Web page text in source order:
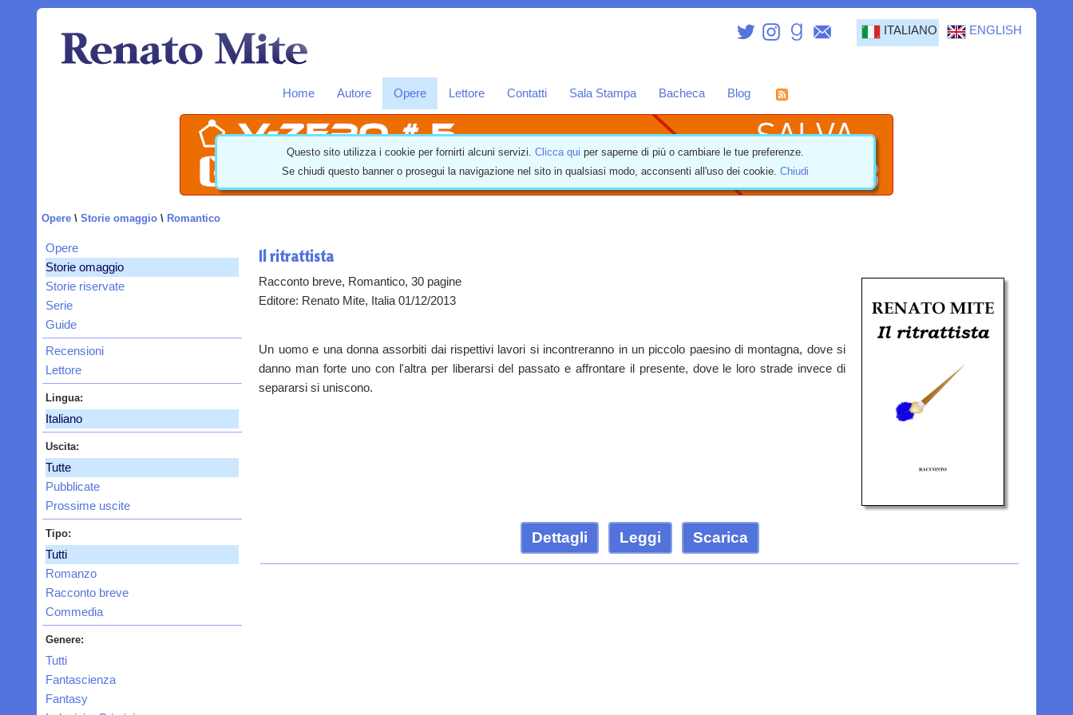
ITALIANO ENGLISH
Home Autore Opere Lettore Contatti Sala Stampa Bacheca Blog
Opere\ Storie omaggio\ Romantico
Opere
Storie omaggio
Storie riservate
Serie
Guide
Recensioni
Lettore
Lingua:
Italiano
Uscita:
Tutte
Pubblicate
Prossime uscite
Tipo:
Tutti
Romanzo
Racconto breve
Commedia
Genere:
Tutti
Fantascienza
Fantasy
Il ritrattista
Racconto breve, Romantico, 30 pagine
Editore: Renato Mite, Italia 01/12/2013
Un uomo e una donna assorbiti dai rispettivi lavori si incontreranno in un piccolo paesino di montagna, dove si
danno man forte uno con l'altra per liberarsi del passato e affrontare il presente, dove le loro strade invece di
separarsi si uniscono.
Dettagli Leggi Scarica
Questo sito utilizza i cookie per fornirti alcuni servizi. Clicca qui per saperne di più o cambiare le tue preferenze.
Se chiudi questo banner o prosegui la navigazione nel sito in qualsiasi modo, acconsenti all'uso dei cookie. Chiudi